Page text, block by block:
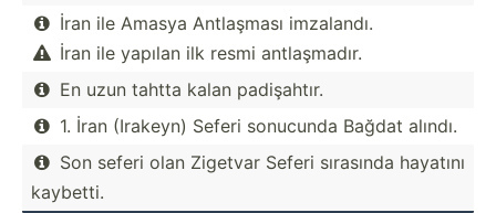
 İran ile Amasya Antlaşması imzalandı.
 İran ile yapılan ilk resmi antlaş­madır.
 En uzun tahtta kalan padişa­htır.
 1. İran (Irakeyn) Seferi sonucunda Bağdat alındı.

Son seferi olan Zigetvar Seferi sırasında hayatını
kaybetti.